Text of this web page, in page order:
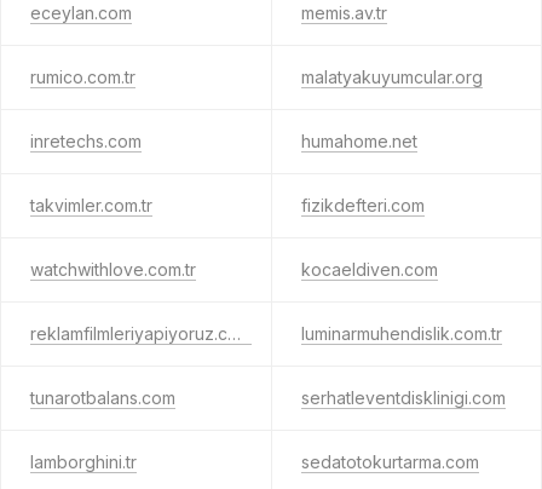
eceylan.com memis.av.tr
rumico.com.tr malatyakuyumcular.org
inretechs.com humahome.net
takvimler.com.tr fizikdefteri.com
watchwithlove.com.tr kocaeldiven.com
reklamfilmleriyapiyoruz.com luminarmuhendislik.com.tr
tunarotbalans.com serhatleventdisklinigi.com
lamborghini.tr sedatotokurtarma.com